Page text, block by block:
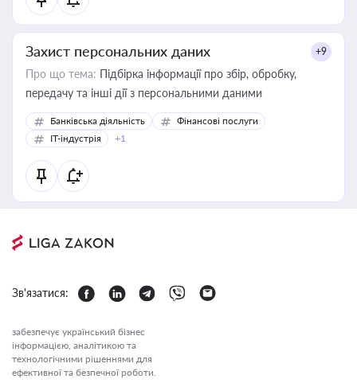
Захист персональних даних +9
Про що тема: Підбірка інформації про збір, обробку,
передачу та інші дії з персональними даними
Банківська діяльність
Фінансові послуги
IT-індустрія
+1
Зв'язатися:
забезпечує український бізнес
інформацією, аналітикою та
технологічними рішеннями для
ефективної та безпечної роботи.